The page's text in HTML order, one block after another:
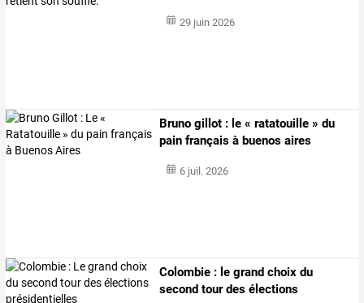
29 juin 2026
Bruno gillot : le « ratatouille » du
pain français à buenos aires
6 juil. 2026
Colombie : le grand choix du
second tour des élections